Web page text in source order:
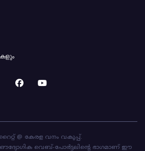
@ കേരള വനം വകുപ്പ്.
ഔദ്യോഗിക വെബ്-പോർട്ടലിന്റെ ഭാഗമാണ് ഈ